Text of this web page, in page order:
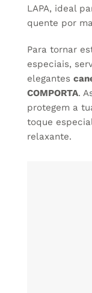
LAPA, ideal
quente por
Para tornar
especiais,
elegantes
COMPORTA.
protegem a
toque
relaxante.